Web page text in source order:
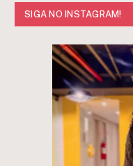
SIGA NO INSTAGRAM!